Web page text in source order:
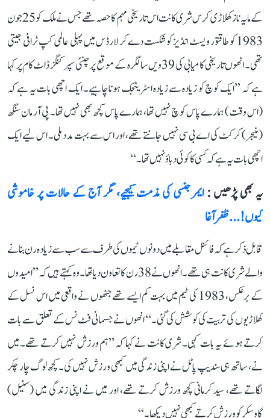
کے مایہ ناز کھلاڑی کرس شری کانت اس تاریخی مہم کا حصہ تھے جس نے ملک کو 25 جون
1983 کو طاقتور ویسٹ انڈیز کو شکست دے کر لارڈس میں پہلی عالمی کپ ٹرافی جیتی
تھی۔ انھوں تاریخی کامیابی کی 39ویں سالگرہ کے موقع پر چنئی سپر کنگز ڈاٹ کام پر کہا
ہے کہ ’’ایک کوچ کو زیادہ سے زیادہ اسٹریٹجک ہونا چاہیے۔ ایک اچھی بات یہ ہے کہ
(اس وقت) ہمارے پاس کوچ نہیں تھا، ہمارے پاس کچھ بھی نہیں تھا۔ پی آر مان سنگھ
(منیجر) کرکٹ کی اے بی سی نہیں جانتے تھے، اور اس سے بہت مدد ملی۔ اس لیے ایک
اچھی بات یہ ہے کہ کسی کا کوئی دباؤ نہیں تھا۔‘‘
یہ بھی پڑھیں :ایمرجنسی کی مذمت کیجیے، مگر آج کے حالات پر خاموشی
کیوں!... ظفر آغا
قابل ذکر ہے کہ فائنل مقابلے میں دونوں ٹیموں کی طرف سے سب سے زیادہ رن بنانے
والے شری کانت ہی تھے۔ انھوں نے 38 رن کا تعاون دیا تھا۔ وہ کہتے ہیں کہ ’’امیدوں
کے برعکس، 1983 کی ٹیم میں بہت کم ایسے تھے جنھوں نے واقعی میں اس نسل کے
کھلاڑیوں کی تربیت کی کوشش کی گئی۔‘‘ انھوں نے جسمانی فٹ نس کے تعلق سے بات
کرتے ہوئے یہ بات کہی۔ شری کانت نے کہا کہ ’’ہم ورزش نہیں کرتے تھے۔ میں
نے، ساتھ ہی سندیپ پاٹل نے اپنی زندگی میں کبھی ورزش نہیں کی۔ کچھ لوگ چار چکر
لگاتے تھے، سید کرمانی کچھ ورزش کرتے تھے، اور میں نے اپنی زندگی میں (سنیل)
گاوسکر کو ورزش کرتے کبھی نہیں دیکھا۔‘‘